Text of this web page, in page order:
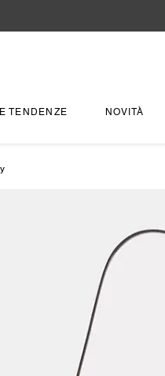
TENDENZE NOVITÀ